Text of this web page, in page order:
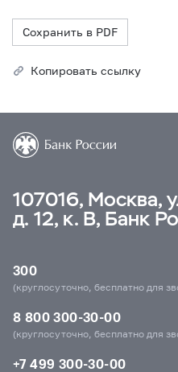
Сохранить в PDF
Копировать ссылку
107016, Москва,
д. 12, к. В, Банк
300
(круглосуточно, бесплатно для
8 800 300-30-00
(круглосуточно, бесплатно для
+7 499 300-30-00